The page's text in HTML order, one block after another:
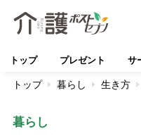
トップ プレゼント サ
トップ 暮らし 生き方
暮らし